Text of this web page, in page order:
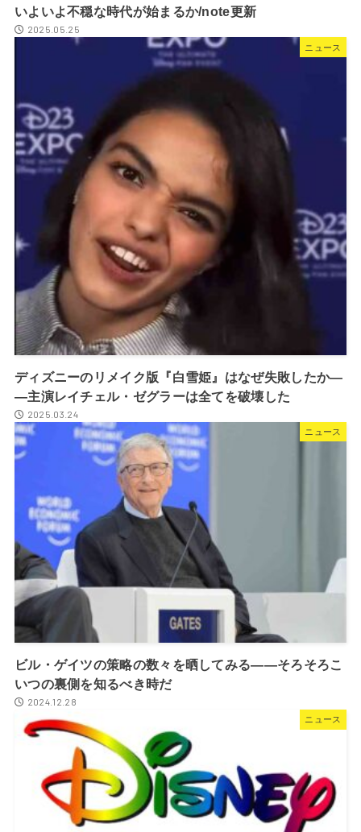
いよいよ不穏な時代が始まるか/note更新
2025.05.25
ニュース
ディズニーのリメイク版『白雪姫』はなぜ失敗したか―
―主演レイチェル・ゼグラーは全てを破壊した
2025.03.24
ニュース
ビル・ゲイツの策略の数々を晒してみる――そろそろこ
いつの裏側を知るべき時だ
2024.12.28
ニュース